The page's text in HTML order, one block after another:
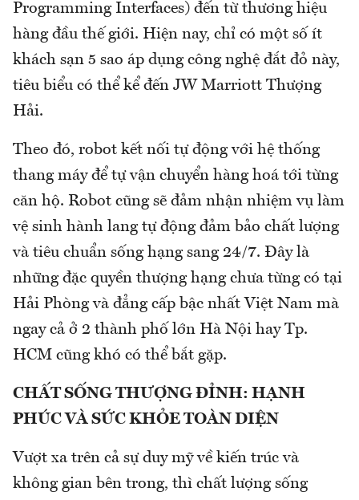
Programming Interfaces) đến từ thương hiệu
hàng đầu thế giới. Hiện nay, chỉ có một số ít
khách sạn 5 sao áp dụng công nghệ đắt đỏ này,
tiêu biểu có thể kể đến JW Marriott Thượng
Hải.
Theo đó, robot kết nối tự động với hệ thống
thang máy để tự vận chuyển hàng hoá tới từng
căn hộ. Robot cũng sẽ đảm nhận nhiệm vụ làm
vệ sinh hành lang tự động đảm bảo chất lượng
và tiêu chuẩn sống hạng sang 24/7. Đây là
những đặc quyền thượng hạng chưa từng có tại
Hải Phòng và đẳng cấp bậc nhất Việt Nam mà
ngay cả ở 2 thành phố lớn Hà Nội hay Tp.
HCM cũng khó có thể bắt gặp.
CHẤT SỐNG THƯỢNG ĐỈNH: HẠNH
PHÚC VÀ SỨC KHỎE TOÀN DIỆN
Vượt xa trên cả sự duy mỹ về kiến trúc và
không gian bên trong, thì chất lượng sống